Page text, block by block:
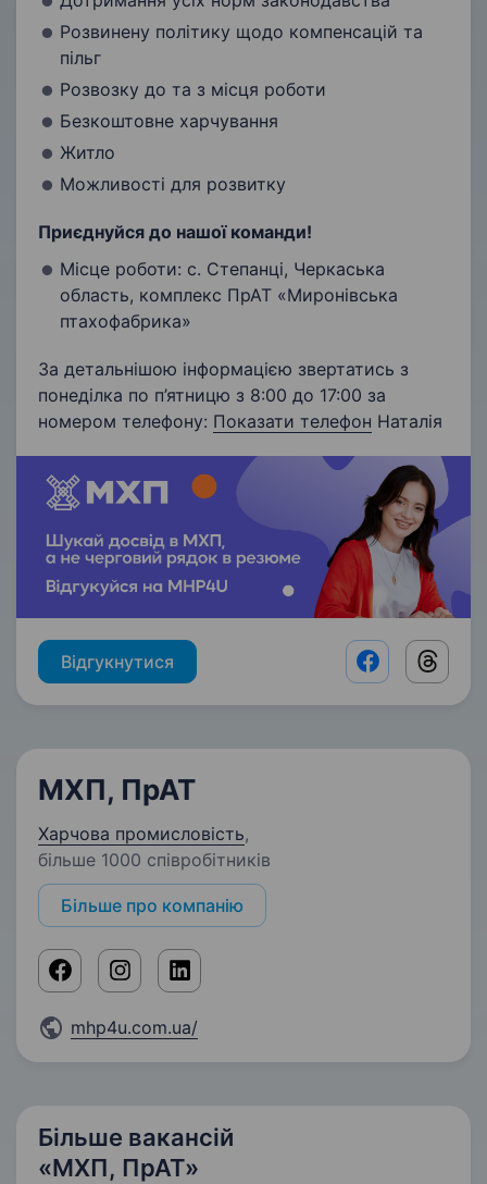
Розвинену політику щодо компенсацій та
пільг
Розвозку до та з місця роботи
Безкоштовне харчування
Житло
Можливості для розвитку
Приєднуйся до нашої команди!
Місце роботи: с. Степанці, Черкаська
область, комплекс ПрАТ «Миронівська
птахофабрика»
За детальнішою інформацією звертатись з
понеділка по п’ятницю з 8:00 до 17:00 за
номером телефону: Показати телефон Наталія
Відгукнутися Facebook
МХП, ПрАТ
Харчова промисловість,
більше 1000 співробітників
Більше про компанію
mhp4u.com.ua/
Більше вакансій
«МХП, ПрАТ»